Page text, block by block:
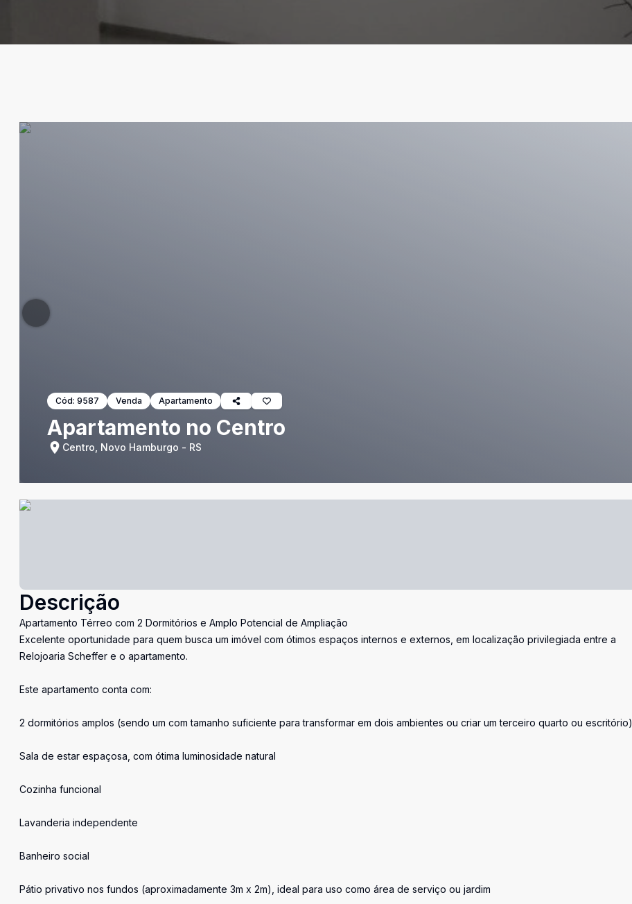
Cód: 9587 Venda Apartamento
Apartamento no Centro
Centro, Novo Hamburgo - RS
Descrição
Apartamento Térreo com 2 Dormitórios e Amplo Potencial de Ampliação
Excelente oportunidade para quem busca um imóvel com ótimos espaços internos e externos, em localização privilegiada entre a
Relojoaria Scheffer e o apartamento.
Este apartamento conta com:
2 dormitórios amplos (sendo um com tamanho suficiente para transformar em dois ambientes ou criar um terceiro quarto ou escritório)
Sala de estar espaçosa, com ótima luminosidade natural
Cozinha funcional
Lavanderia independente
Banheiro social
Pátio privativo nos fundos (aproximadamente 3m x 2m), ideal para uso como área de serviço ou jardim